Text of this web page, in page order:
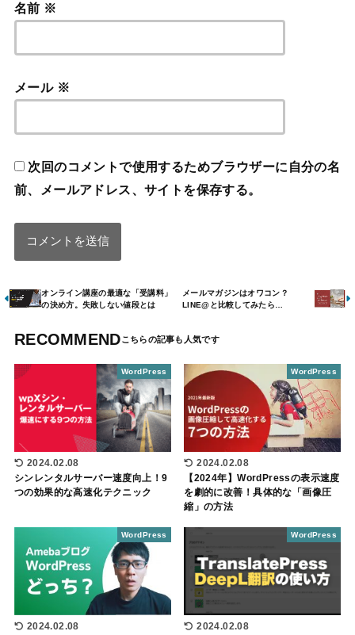
名前 ※
メール ※
次回のコメントで使用するためブラウザーに自分の名
前、メールアドレス、サイトを保存する。
オンライン講座の最適な「受講料」
の決め方。失敗しない値段とは
メールマガジンはオワコン？
LINE@と比較してみたら…
RECOMMEND
WordPress
2024.02.08
シンレンタルサーバー速度向上！9
つの効果的な高速化テクニック
WordPress
2024.02.08
【2024年】WordPressの表示速度
を劇的に改善！具体的な「画像圧
縮」の方法
WordPress
2024.02.08
WordPress
2024.02.08